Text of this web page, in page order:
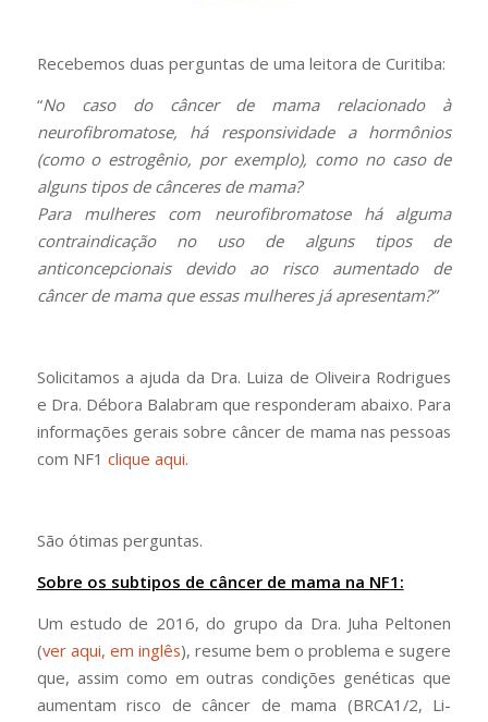
Recebemos duas perguntas de uma leitora de Curitiba:
“No caso do câncer de mama relacionado à
neurofibromatose, há responsividade a hormônios
(como o estrogênio, por exemplo), como no caso de
alguns tipos de cânceres de mama?
Para mulheres com neurofibromatose há alguma
contraindicação no uso de alguns tipos de
anticoncepcionais devido ao risco aumentado de
câncer de mama que essas mulheres já apresentam?”
Solicitamos a ajuda da Dra. Luiza de Oliveira Rodrigues
e Dra. Débora Balabram que responderam abaixo. Para
informações gerais sobre câncer de mama nas pessoas
com NF1 clique aqui.
São ótimas perguntas.
Sobre os subtipos de câncer de mama na NF1:
Um estudo de 2016, do grupo da Dra. Juha Peltonen
(ver aqui, em inglês), resume bem o problema e sugere
que, assim como em outras condições genéticas que
aumentam risco de câncer de mama (BRCA1/2, Li-